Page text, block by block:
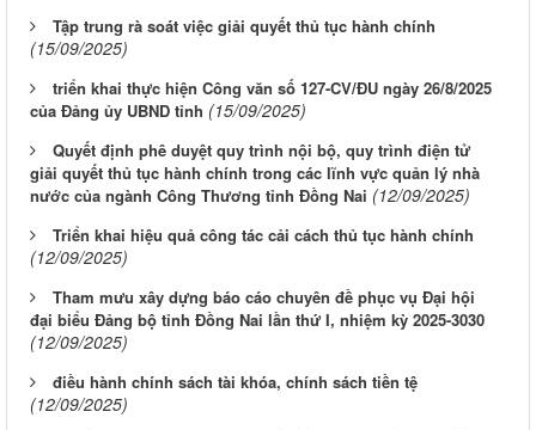
Tập trung rà soát việc giải quyết thủ tục hành chính
(15/09/2025)
triển khai thực hiện Công văn số 127-CV/ĐU ngày 26/8/2025
của Đảng ủy UBND tỉnh (15/09/2025)
Quyết định phê duyệt quy trình nội bộ, quy trình điện tử
giải quyết thủ tục hành chính trong các lĩnh vực quản lý nhà
nước của ngành Công Thương tỉnh Đồng Nai (12/09/2025)
Triển khai hiệu quả công tác cải cách thủ tục hành chính
(12/09/2025)
Tham mưu xây dựng báo cáo chuyên đề phục vụ Đại hội
đại biểu Đảng bộ tỉnh Đồng Nai lần thứ I, nhiệm kỳ 2025-3030
(12/09/2025)
điều hành chính sách tài khóa, chính sách tiền tệ
(12/09/2025)